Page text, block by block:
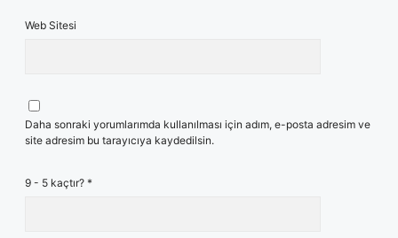
Web Sitesi
Daha sonraki yorumlarımda kullanılması için adım, e-posta adresim ve
site adresim bu tarayıcıya kaydedilsin.
9 - 5 kaçtır? *